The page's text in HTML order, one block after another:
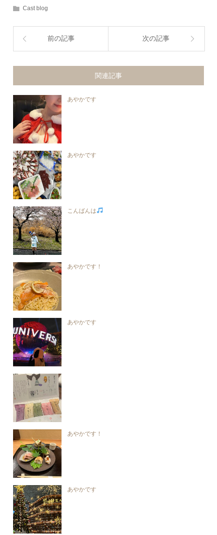
Cast blog
前の記事 次の記事
関連記事
あやかです
あやかです
こんばんは
あやかです！
あやかです
あやかです！
あやかです